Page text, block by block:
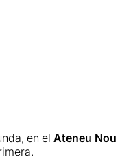
fa mal, de les cançons
en el Ateneu Nou